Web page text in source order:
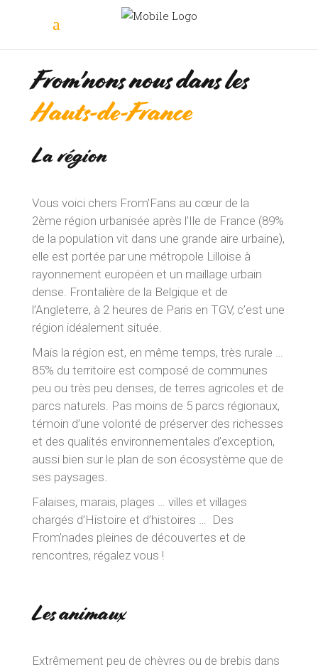
From'nons nous dans les
Hauts-de-France
La région
Vous voici chers From’Fans au cœur de la
2ème région urbanisée après l’Ile de France (89%
de la population vit dans une grande aire urbaine),
elle est portée par une métropole Lilloise à
rayonnement européen et un maillage urbain
dense. Frontalière de la Belgique et de
l’Angleterre, à 2 heures de Paris en TGV, c’est une
région idéalement située.
Mais la région est, en même temps, très rurale …
85% du territoire est composé de communes
peu ou très peu denses, de terres agricoles et de
parcs naturels. Pas moins de 5 parcs régionaux,
témoin d’une volonté de préserver des richesses
et des qualités environnementales d’exception,
aussi bien sur le plan de son écosystème que de
ses paysages.
Falaises, marais, plages … villes et villages
chargés d’Histoire et d’histoires … Des
From’nades pleines de découvertes et de
rencontres, régalez vous !
Les animaux
Extrêmement peu de chèvres ou de brebis dans